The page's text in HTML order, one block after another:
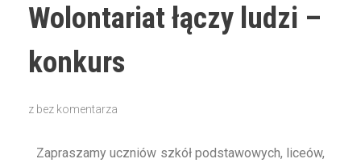
Wolontariat łączy ludzi –
konkurs
z bez komentarza
Zapraszamy uczniów szkół podstawowych, liceów,